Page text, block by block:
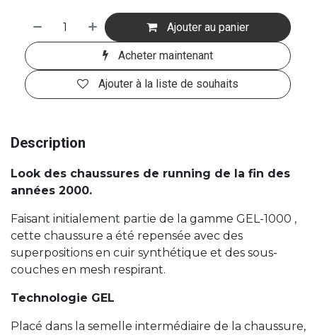
Ajouter au panier
Acheter maintenant
Ajouter à la liste de souhaits
Description
Look des chaussures de running de la fin des
années 2000.
Faisant initialement partie de la gamme GEL-1000 ,
cette chaussure a été repensée avec des
superpositions en cuir synthétique et des sous-
couches en mesh respirant.
Technologie GEL
Placé dans la semelle intermédiaire de la chaussure,